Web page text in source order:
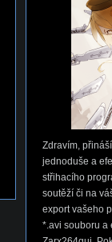
Zdravím,
jednoduše a
střihacího
soutěží či na
export vašeho
*.avi souboru a